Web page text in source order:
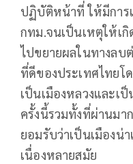
ปฏิบัติ​หน้าที่​ ให้มีการ
กทม.​จน​เป็น​เหตุให้เ
ไปขยายผลในทางล
ที่ดีของประเทศไทย​โ
เป็นเมือง​หลวงและเ
ครั้งนี้รวมทั้งที่ผ่านมา​
ยอมรับว่าเป็น​เมืองน่
เนื่องหลายสมัย